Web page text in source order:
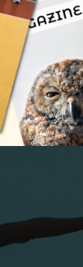
elit,
quis
irure dolor